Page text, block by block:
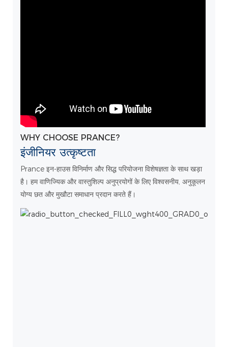
WHY CHOOSE PRANCE?
इंजीनियर उत्कृष्टता
Prance इन-हाउस विनिर्माण और सिद्ध परियोजना विशेषज्ञता के साथ खड़ा
है। हम वाणिज्यिक और वास्तुशिल्प अनुप्रयोगों के लिए विश्वसनीय, अनुकूलन
योग्य छत और मुखौटा समाधान प्रदान करते हैं।